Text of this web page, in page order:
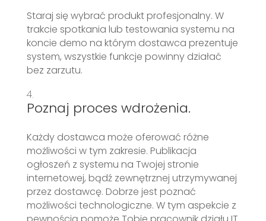
Staraj się wybrać produkt profesjonalny. W
trakcie spotkania lub testowania systemu na
koncie demo na którym dostawca prezentuje
system, wszystkie funkcje powinny działać
bez zarzutu.
Poznaj proces wdrożenia.
Każdy dostawca może oferować różne
możliwości w tym zakresie. Publikacja
ogłoszeń z systemu na Twojej stronie
internetowej, bądź zewnętrznej utrzymywanej
przez dostawcę. Dobrze jest poznać
możliwości technologiczne. W tym aspekcie z